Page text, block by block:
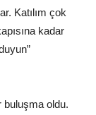
Katılım çok
kadar
buluşma oldu.